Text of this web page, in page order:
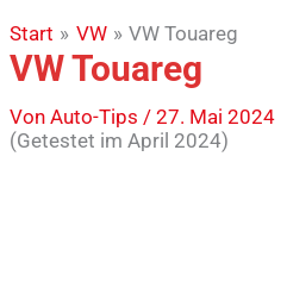
Start VW VW Touareg
VW Touareg
VonAuto-Tips /27. Mai 2024
(Getestet im April 2024)